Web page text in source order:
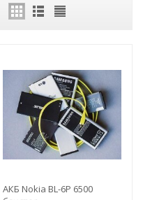
АКБ Nokia BL-6P 6500